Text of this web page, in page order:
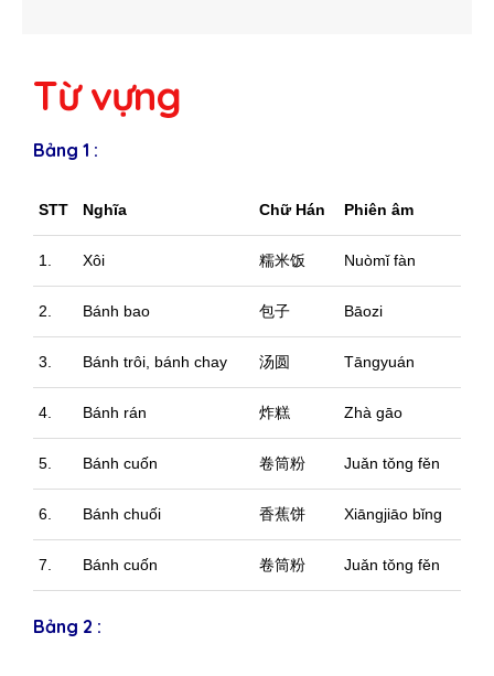
Từ vựng
Bảng 1 :
STT Nghĩa Chữ Hán Phiên âm
1. Xôi 糯米饭 Nuòmǐ fàn
2. Bánh bao 包子 Bāozi
3. Bánh trôi, bánh chay 汤圆 Tāngyuán
4. Bánh rán 炸糕 Zhà gāo
5. Bánh cuốn 卷筒粉 Juǎn tǒng fěn
6. Bánh chuối 香蕉饼 Xiāngjiāo bǐng
7. Bánh cuốn 卷筒粉 Juǎn tǒng fěn
Bảng 2 :